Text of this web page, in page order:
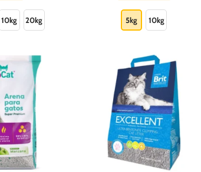
18.00
hasta
S/.
50.00
producto
tiene
variantes.
10kg 20kg
producto
tiene
variantes.
Las
opciones
se
pueden
elegir
en
la
página
5kg 10kg